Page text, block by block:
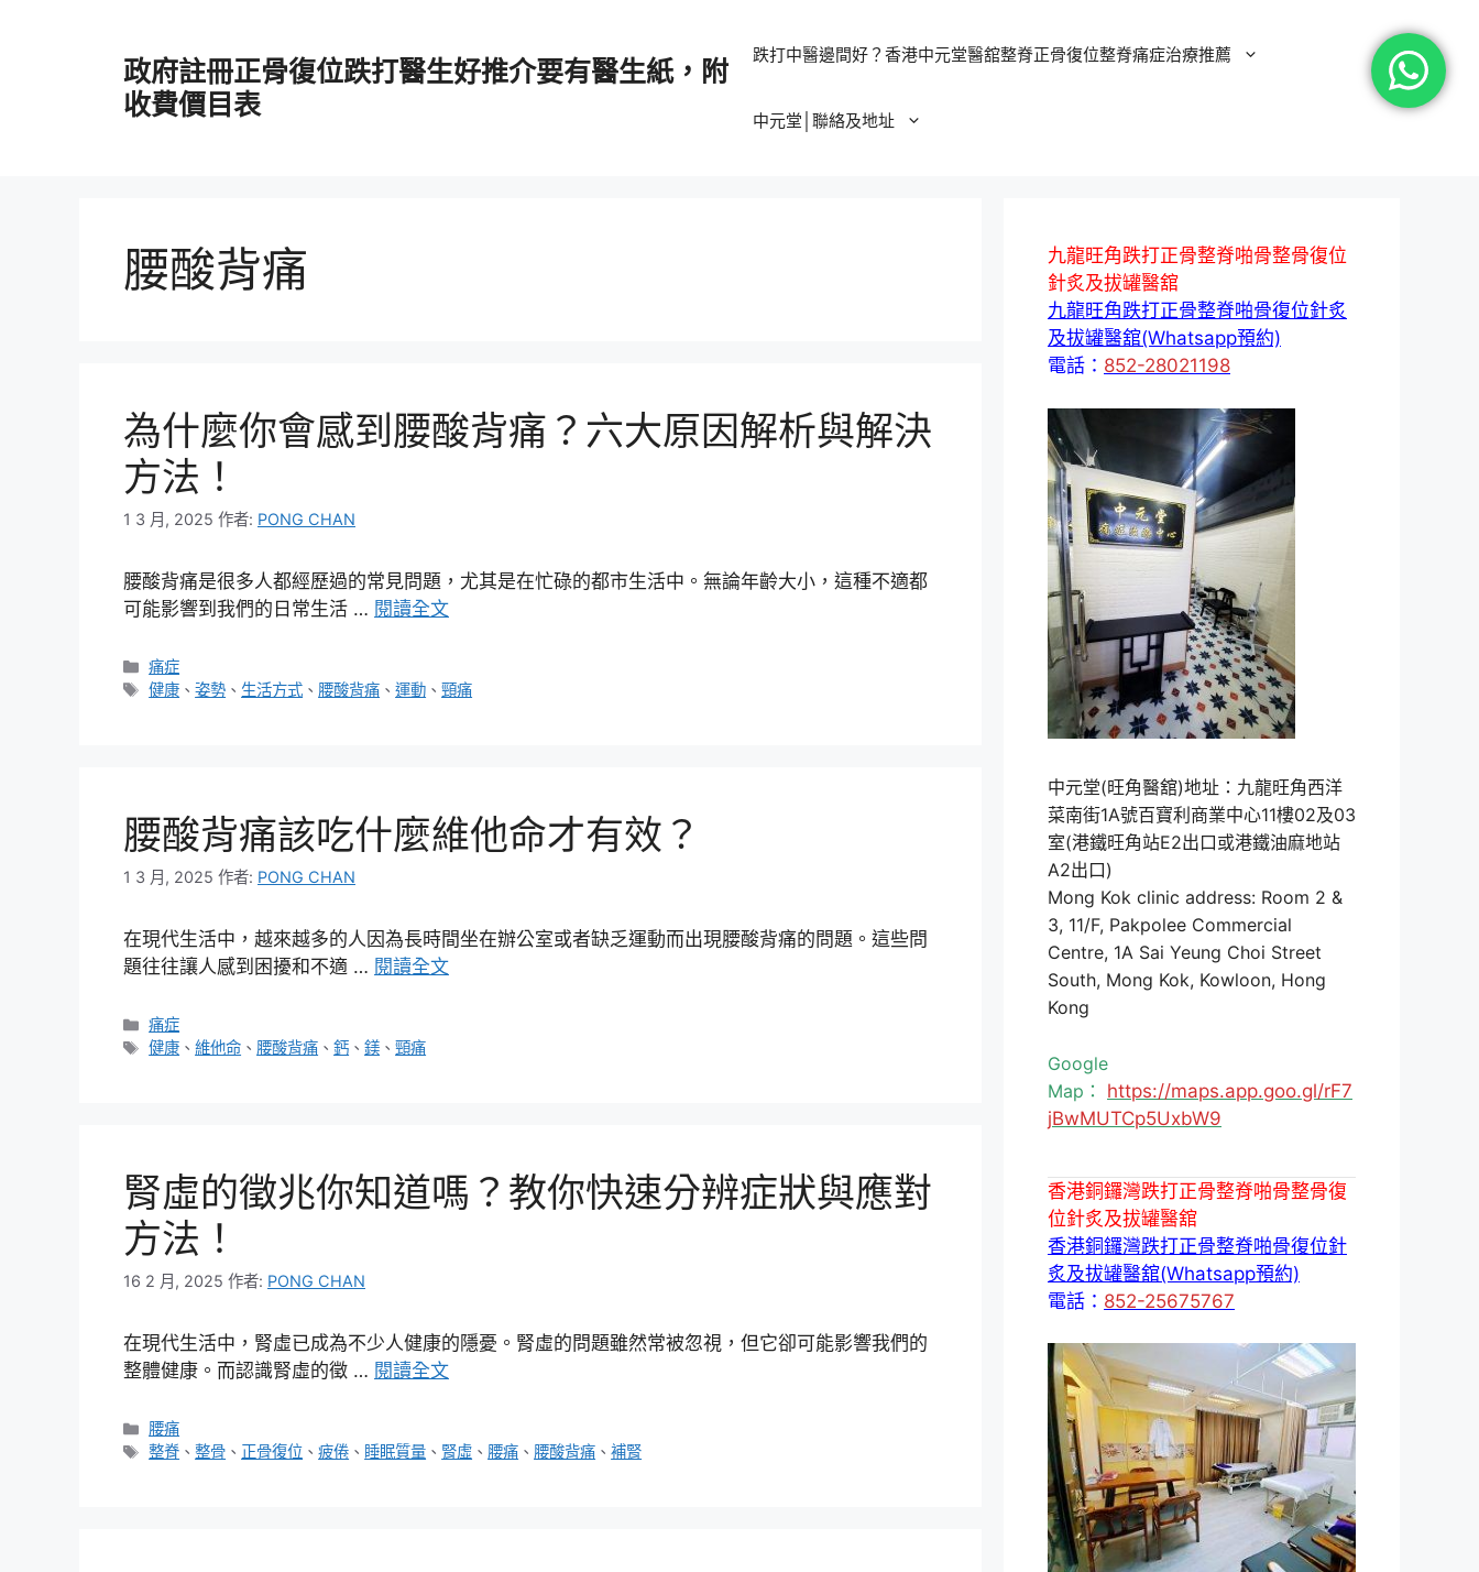
政府註冊正骨復位跌打醫生好推介要有醫生紙，附
收費價目表
跌打中醫邊間好？香港中元堂醫舘整脊正骨復位整脊痛症治療推薦
中元堂│聯絡及地址
腰酸背痛
為什麼你會感到腰酸背痛？六大原因解析與解決
方法！
1 3 月, 2025 作者: PONG CHAN
腰酸背痛是很多人都經歷過的常見問題，尤其是在忙碌的都市生活中。無論年齡大小，這種不適都
可能影響到我們的日常生活 … 閱讀全文
分
類
痛症
標
健康 、姿勢 、 生活方式 、 腰酸背痛 、運動 、頸痛
腰酸背痛該吃什麼維他命才有效？
1 3 月, 2025 作者: PONG CHAN
在現代生活中，越來越多的人因為長時間坐在辦公室或者缺乏運動而出現腰酸背痛的問題。這些問
題往往讓人感到困擾和不適 … 閱讀全文
分
類
痛症
標
健康 、維他命 、 腰酸背痛 、鈣 、鎂 、頸痛
腎虛的徵兆你知道嗎？教你快速分辨症狀與應對
方法！
16 2 月, 2025 作者: PONG CHAN
在現代生活中，腎虛已成為不少人健康的隱憂。腎虛的問題雖然常被忽視，但它卻可能影響我們的
整體健康。而認識腎虛的徵 … 閱讀全文
分
類
腰痛
標
整脊 、整骨 、 正骨復位 、疲倦 、 睡眠質量 、 腎虛 、 腰痛 、 腰酸背痛 、補腎
九龍旺角跌打正骨整脊啪骨整骨復位
針炙及拔罐醫舘
九龍旺角跌打正骨整脊啪骨復位針炙
及拔罐醫舘(Whatsapp預約)
電話： 852-28021198
中元堂(旺角醫舘)地址：九龍旺角西洋
菜南街1A號百寶利商業中心11樓02及03
室(港鐵旺角站E2出口或港鐵油麻地站
A2出口)
Mong Kok clinic address: Room 2 &
3, 11/F, Pakpolee Commercial
Centre, 1A Sai Yeung Choi Street
South, Mong Kok, Kowloon, Hong
Kong
Google
Map： https://maps.app.goo.gl/rF7
jBwMUTCp5UxbW9
香港銅鑼灣跌打正骨整脊啪骨整骨復
位針炙及拔罐醫舘
香港銅鑼灣跌打正骨整脊啪骨復位針
炙及拔罐醫舘(Whatsapp預約)
電話： 852-25675767